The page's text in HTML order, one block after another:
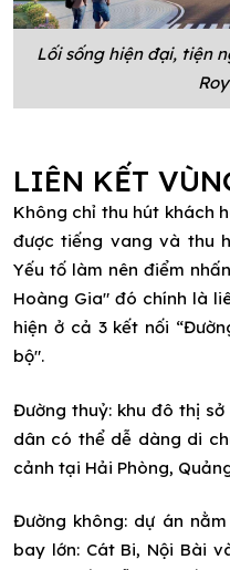
Lối sống hiện đại, tiện
LIÊN KẾT
Không chỉ thu hút khách
được tiếng vang và thu
Yếu tố làm nên điểm
Hoàng Gia" đó chính là
hiện ở cả 3 kết nối
bộ".
Đường thuỷ: khu đô thị
dân có thể dễ dàng di
cảnh tại Hải Phòng,
Đường không: dự án
bay lớn: Cát Bi, Nội Bài